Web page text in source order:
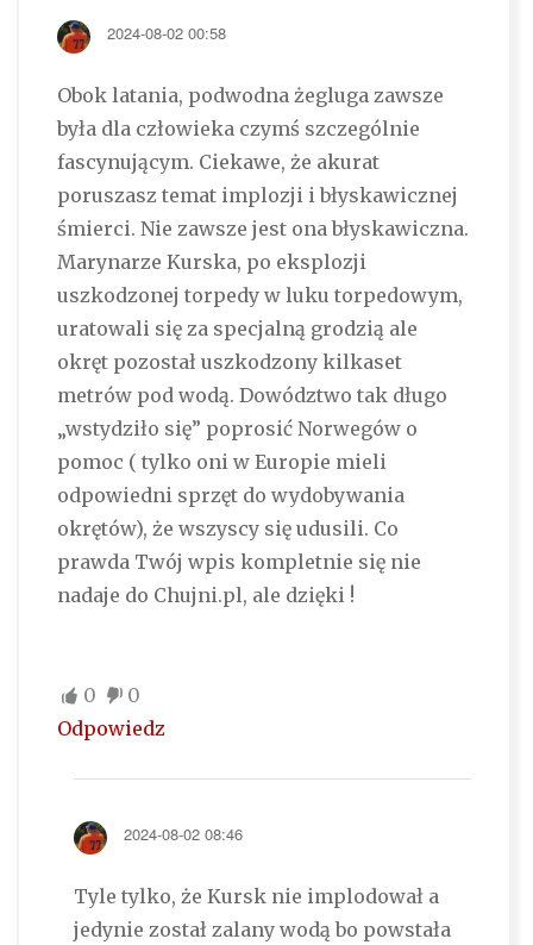
2024-08-02 00:58
Obok latania, podwodna żegluga zawsze
była dla człowieka czymś szczególnie
fascynującym. Ciekawe, że akurat
poruszasz temat implozji i błyskawicznej
śmierci. Nie zawsze jest ona błyskawiczna.
Marynarze Kurska, po eksplozji
uszkodzonej torpedy w luku torpedowym,
uratowali się za specjalną grodzią ale
okręt pozostał uszkodzony kilkaset
metrów pod wodą. Dowództwo tak długo
„wstydziło się” poprosić Norwegów o
pomoc ( tylko oni w Europie mieli
odpowiedni sprzęt do wydobywania
okrętów), że wszyscy się udusili. Co
prawda Twój wpis kompletnie się nie
nadaje do Chujni.pl, ale dzięki !
0
0
Odpowiedz
2024-08-02 08:46
Tyle tylko, że Kursk nie implodował a
jedynie został zalany wodą bo powstała